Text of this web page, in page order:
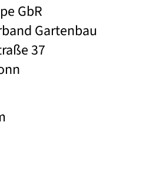
GbR
Gartenbau
37